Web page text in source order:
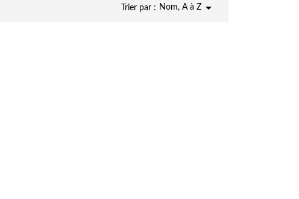
Trier par : Nom, A à Z 